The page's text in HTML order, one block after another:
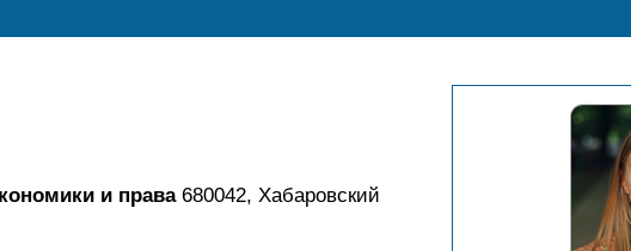
и права680042, Хабаровский